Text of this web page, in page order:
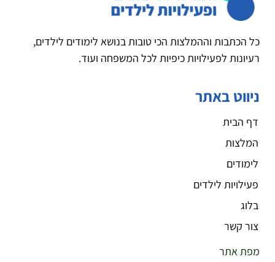
כל הכתבות וההמלצות הכי טובות בנושא לימודים לילדים,
רעיונות לפעילויות כיפיות לכל המשפחה ועוד.
ניווט באתר
דף הבית
המלצות
לימודים
פעילויות לילדים
בלוג
צור קשר
מפת אתר